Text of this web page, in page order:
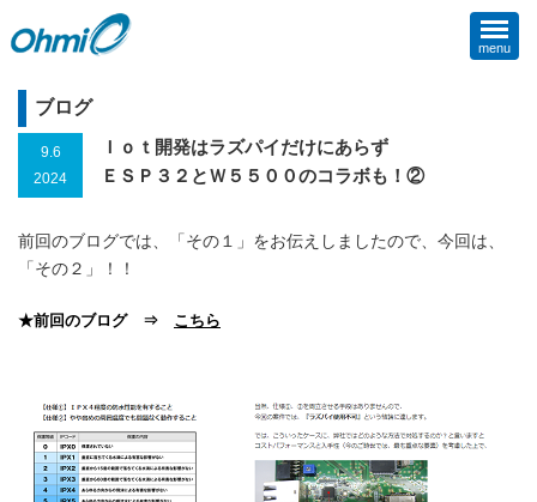
menu
ブログ
9.6
2024
Ｉｏｔ開発はラズパイだけにあらず
ＥＳＰ３２とＷ５５００のコラボも！②
前回のブログでは、「その１」をお伝えしましたので、今回は、
「その２」！！
★前回のブログ ⇒ こちら